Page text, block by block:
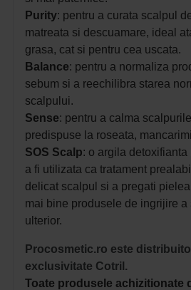
Purity: pentru a curata scalpul
matreata si descuamare, ideal
grasa, cat si pentru cea uscata.
Balance: pentru a normaliza
sebum si a reechilibra starea
scalpului.
Sense: pentru a calma
predispuse la roseata,
SOS Scalp: o argila
a fi utilizata ca tratament
delicat scalpul si a pregati
mai bine produsele de ingrijire
ulterior.
Procosmetic.ro este
exclusivitate Cotril.
Toate produsele achizitionate